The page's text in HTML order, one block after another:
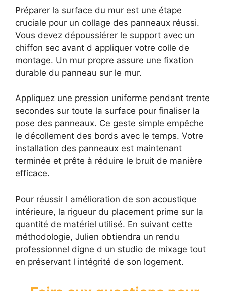
Préparer la surface du mur est une étape
cruciale pour un collage des panneaux réussi.
Vous devez dépoussiérer le support avec un
chiffon sec avant d appliquer votre colle de
montage. Un mur propre assure une fixation
durable du panneau sur le mur.
Appliquez une pression uniforme pendant trente
secondes sur toute la surface pour finaliser la
pose des panneaux. Ce geste simple empêche
le décollement des bords avec le temps. Votre
installation des panneaux est maintenant
terminée et prête à réduire le bruit de manière
efficace.
Pour réussir l amélioration de son acoustique
intérieure, la rigueur du placement prime sur la
quantité de matériel utilisé. En suivant cette
méthodologie, Julien obtiendra un rendu
professionnel digne d un studio de mixage tout
en préservant l intégrité de son logement.